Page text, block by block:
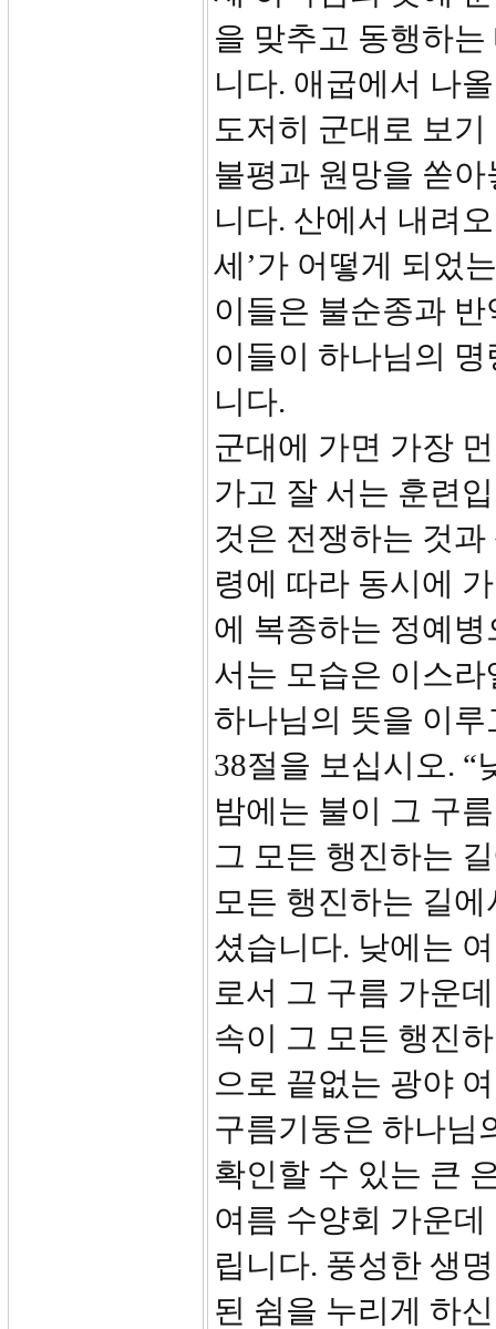
을 맞추고 동행하
니다. 애굽에서 나
도저히 군대로 보
불평과 원망을 쏟
니다. 산에서 내려
세’가 어떻게 되었
이들은 불순종과
이들이 하나님의
니다.
군대에 가면 가장
가고 잘 서는 훈련
것은 전쟁하는 것
령에 따라 동시에
에 복종하는 정예
서는 모습은 이스
하나님의 뜻을 이
38절을 보십시오. “
밤에는 불이 그 구
그 모든 행진하는
모든 행진하는 길
셨습니다. 낮에는
로서 그 구름 가운
속이 그 모든 행진
으로 끝없는 광야
구름기둥은 하나님
확인할 수 있는 큰
여름 수양회 가운
립니다. 풍성한 생
된 쉼을 누리게 하